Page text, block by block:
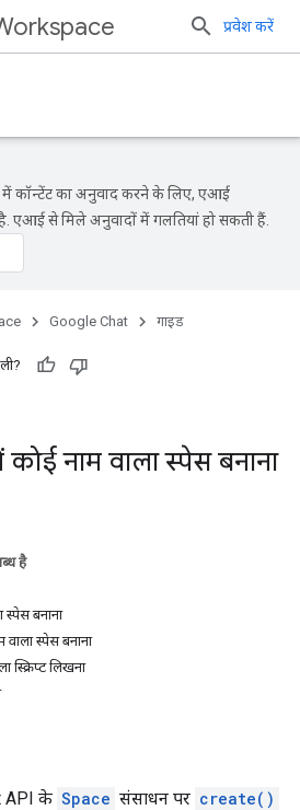
प्रवेश करें
में कॉन्टेंट का अनुवाद करने के लिए, एआई
एआई से मिले अनुवादों में गलतियां हो सकती हैं.
Google Chat गाइड
नाम वाला स्पेस बनाना
है
स्पेस बनाना
स्पेस बनाना
स्क्रिप्ट लिखना
API के Space संसाधन पर create()